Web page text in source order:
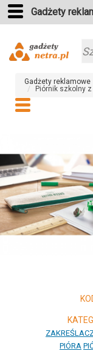
Gadżety
Gadżety reklamowe
Piórnik szkolny
PIÓRA